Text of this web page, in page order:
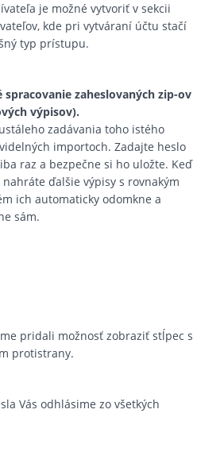
je možné vytvoriť v sekcii
kde pri vytváraní účtu stačí
typ prístupu.
zaheslovaných zip-ov
výpisov).
zadávania toho istého
importoch. Zadajte heslo
raz a bezpečne si ho uložte. Keď
ďalšie výpisy s rovnakým
ich automaticky odomkne a
sám.
pridali možnosť zobraziť stĺpec s
protistrany.
Vás odhlásime zo všetkých